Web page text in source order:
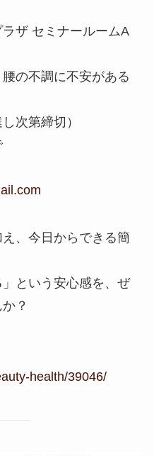
ラザ セミナールームA
腰の不調に不安がある
次第締切）
、今日からできる簡
」という安心感を、ぜ
？
health/39046/